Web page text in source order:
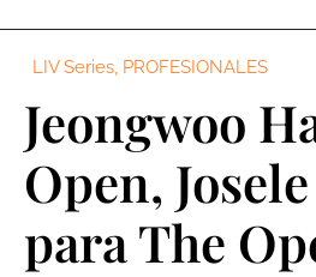
LIV Series, PROFESIONALES
Jeongwoo
Open,
para The